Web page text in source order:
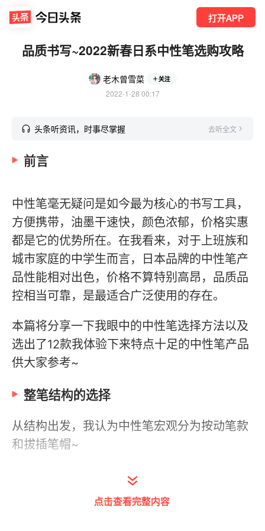
打开APP
品质书写~2022新春日系中性笔选购攻略
老木曾雪菜 关注
2022-1-28 00:17
头条听资讯，时事尽掌握 去听全文
前言
中性笔毫无疑问是如今最为核心的书写工具，
方便携带，油墨干速快，颜色浓郁，价格实惠
都是它的优势所在。在我看来，对于上班族和
城市家庭的中学生而言，日本品牌的中性笔产
品性能相对出色，价格不算特别高昂，品质品
控相当可靠，是最适合广泛使用的存在。
本篇将分享一下我眼中的中性笔选择方法以及
选出了12款我体验下来特点十足的中性笔产品
供大家参考~
整笔结构的选择
从结构出发，我认为中性笔宏观分为按动笔款
和拔插笔帽~
点击查看完整内容